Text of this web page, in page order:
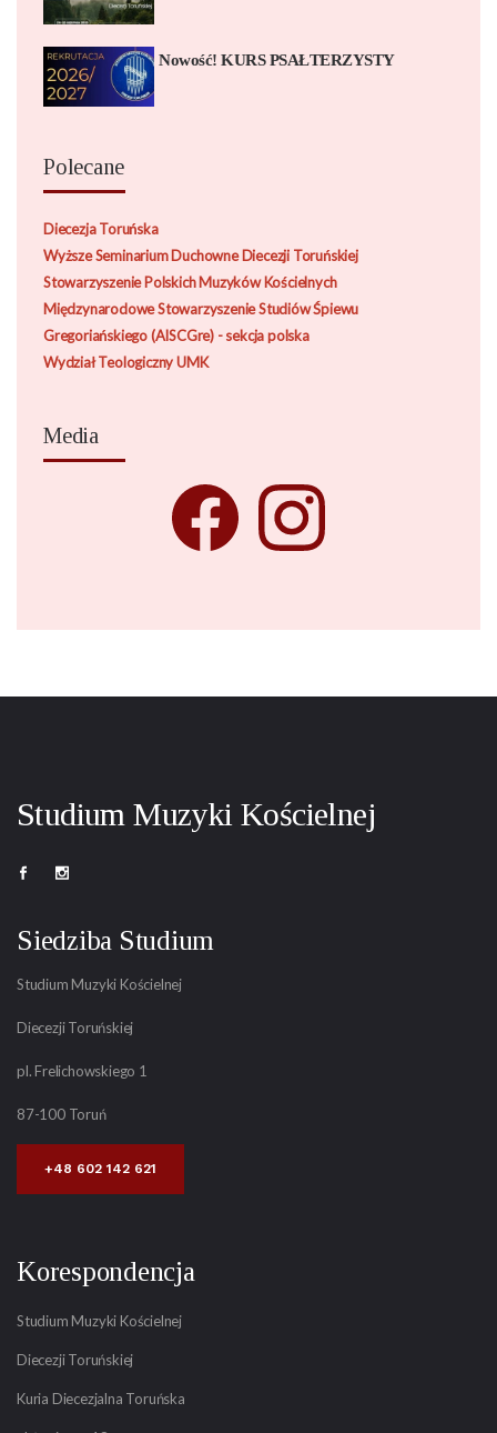
Nowość! KURS PSAŁTERZYSTY
Polecane
Diecezja Toruńska
Wyższe Seminarium Duchowne Diecezji Toruńskiej
Stowarzyszenie Polskich Muzyków Kościelnych
Międzynarodowe Stowarzyszenie Studiów Śpiewu
Gregoriańskiego (AISCGre) - sekcja polska
Wydział Teologiczny UMK
Media
Studium Muzyki Kościelnej
Siedziba Studium
Studium Muzyki Kościelnej
Diecezji Toruńskiej
pl. Frelichowskiego 1
87-100 Toruń
+48 602 142 621
Korespondencja
Studium Muzyki Kościelnej
Diecezji Toruńskiej
Kuria Diecezjalna Toruńska